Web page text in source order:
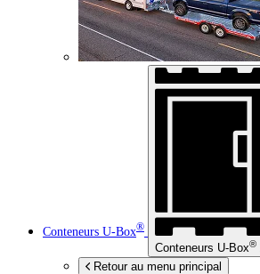
Conteneurs U-Box®
Conteneurs U-Box®
Retour au menu principal